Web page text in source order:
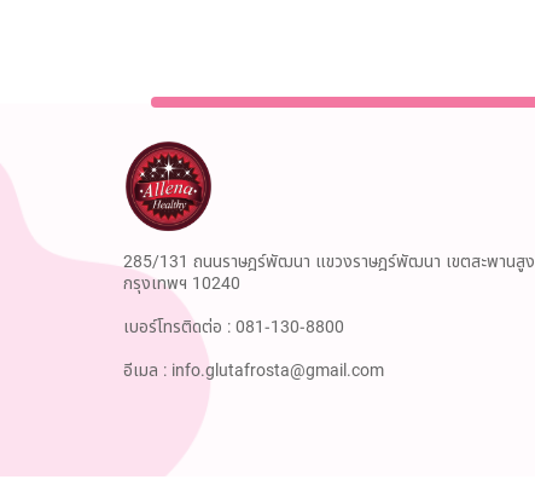
285/131 ถนนราษฎร์พัฒนา แขวงราษฎร์พัฒนา เขตสะพานสูง
กรุงเทพฯ 10240
เบอร์โทรติดต่อ :081-130-8800
อีเมล : info.glutafrosta@gmail.com